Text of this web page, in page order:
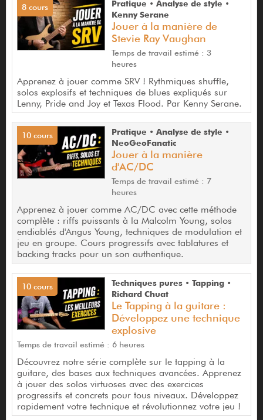
8 cours
Pratique • Analyse de style •
Kenny Serane
Jouer à la manière de
Stevie Ray Vaughan
Temps de travail estimé : 3
heures
Apprenez à jouer comme SRV ! Rythmiques shuffle,
solos explosifs et techniques de blues expliqués sur
Lenny, Pride and Joy et Texas Flood. Par Kenny Serane.
10 cours
Pratique • Analyse de style •
NeoGeoFanatic
Jouer à la manière
d'AC/DC
Temps de travail estimé : 7
heures
Apprenez à jouer comme AC/DC avec cette méthode
complète : riffs puissants à la Malcolm Young, solos
endiablés d'Angus Young, techniques de modulation et
jeu en groupe. Cours progressifs avec tablatures et
backing tracks pour un son authentique.
10 cours
Techniques pures • Tapping •
Richard Chuat
Le Tapping à la guitare :
Développez une technique
explosive
Temps de travail estimé : 6 heures
Découvrez notre série complète sur le tapping à la
guitare, des bases aux techniques avancées. Apprenez
à jouer des solos virtuoses avec des exercices
progressifs et concrets pour tous niveaux. Développez
rapidement votre technique et révolutionnez votre jeu !